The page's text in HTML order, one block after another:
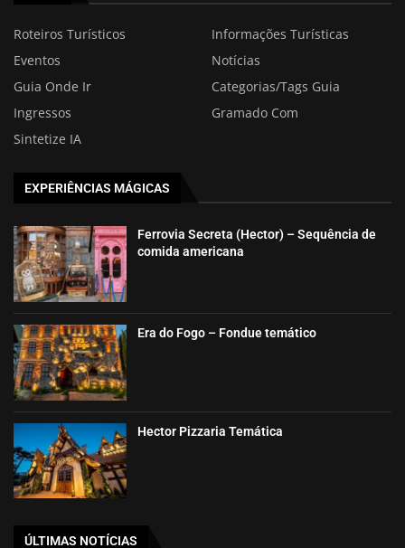
Roteiros Turísticos
Informações Turísticas
Eventos
Notícias
Guia Onde Ir
Categorias/Tags Guia
Ingressos
Gramado Com
Sintetize IA
EXPERIÊNCIAS MÁGICAS
Ferrovia Secreta (Hector) – Sequência de
comida americana
Era do Fogo – Fondue temático
Hector Pizzaria Temática
ÚLTIMAS NOTÍCIAS